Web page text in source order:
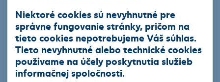
ČSOB Leasing a.s.
Produkty
Niektoré cookies sú nevyhnutné pre
správne fungovanie stránky, pričom na
tieto cookies nepotrebujeme Váš súhlas.
Tieto nevyhnutné alebo technické cookies
používame na účely poskytnutia služieb
informačnej spoločnosti.